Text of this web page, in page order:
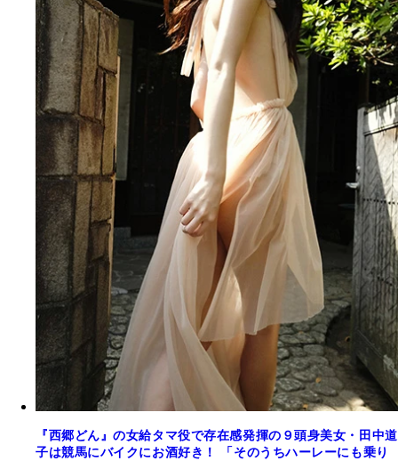
『西郷どん』の女給タマ役で存在感発揮の９頭身美女・田中道
子は競馬にバイクにお酒好き！ 「そのうちハーレーにも乗り